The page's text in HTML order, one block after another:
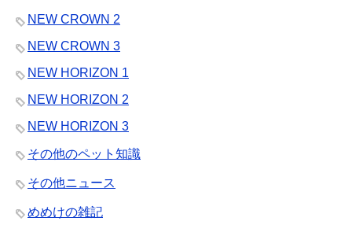
NEW CROWN 2
NEW CROWN 3
NEW HORIZON 1
NEW HORIZON 2
NEW HORIZON 3
その他のペット知識
その他ニュース
めめけの雑記